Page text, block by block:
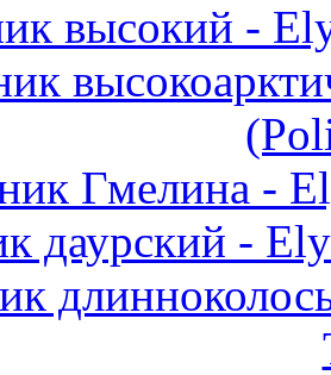
высокий -
Гмелина -
даурский -